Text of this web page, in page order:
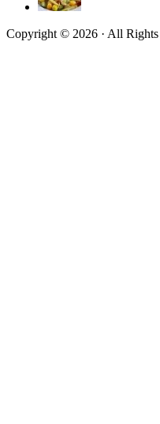
Copyright © 2026 · All Rights